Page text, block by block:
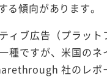
る傾向があります。
ィブ広告（プラット
種ですが、米国のネ
社のレポ